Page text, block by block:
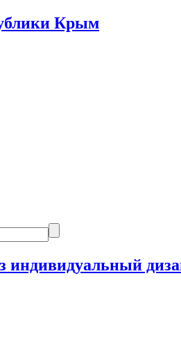
Крым
индивидуальный